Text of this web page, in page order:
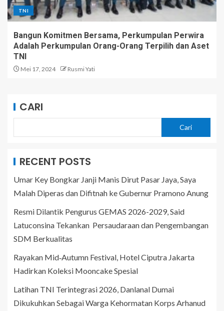
TNI
Bangun Komitmen Bersama, Perkumpulan Perwira
Adalah Perkumpulan Orang-Orang Terpilih dan Aset
TNI
Mei 17, 2024 Rusmi Yati
CARI
Cari
RECENT POSTS
Umar Key Bongkar Janji Manis Dirut Pasar Jaya, Saya
Malah Diperas dan Difitnah ke Gubernur Pramono Anung
Resmi Dilantik Pengurus GEMAS 2026-2029, Said
Latuconsina Tekankan Persaudaraan dan Pengembangan
SDM Berkualitas
Rayakan Mid‑Autumn Festival, Hotel Ciputra Jakarta
Hadirkan Koleksi Mooncake Spesial
Latihan TNI Terintegrasi 2026, Danlanal Dumai
Dikukuhkan Sebagai Warga Kehormatan Korps Arhanud